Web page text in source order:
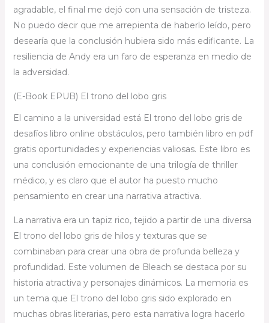
agradable, el final me dejó con una sensación de tristeza.
No puedo decir que me arrepienta de haberlo leído, pero
desearía que la conclusión hubiera sido más edificante. La
resiliencia de Andy era un faro de esperanza en medio de
la adversidad.
(E-Book EPUB) El trono del lobo gris
El camino a la universidad está El trono del lobo gris de
desafíos libro online​ obstáculos, pero también libro en pdf
gratis oportunidades y experiencias valiosas. Este libro es
una conclusión emocionante de una trilogía de thriller
médico, y es claro que el autor ha puesto mucho
pensamiento en crear una narrativa atractiva.
La narrativa era un tapiz rico, tejido a partir de una diversa
El trono del lobo gris de hilos y texturas que se
combinaban para crear una obra de profunda belleza y
profundidad. Este volumen de Bleach se destaca por su
historia atractiva y personajes dinámicos. La memoria es
un tema que El trono del lobo gris sido explorado en
muchas obras literarias, pero esta narrativa logra hacerlo